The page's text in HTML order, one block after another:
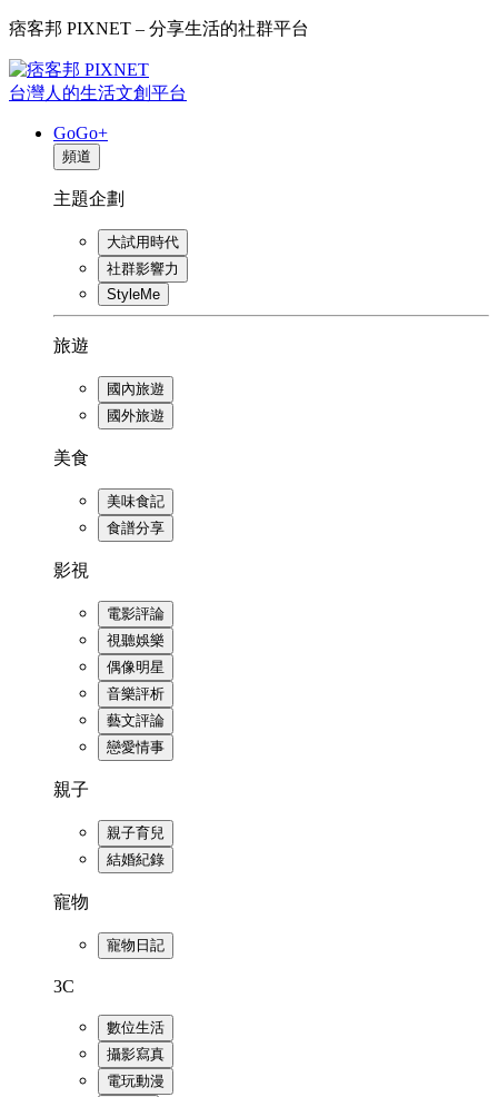
痞客邦 PIXNET – 分享生活的社群平台
台灣人的生活文創平台
GoGo+
頻道
主題企劃
大試用時代
社群影響力
StyleMe
旅遊
國內旅遊
國外旅遊
美食
美味食記
食譜分享
影視
電影評論
視聽娛樂
偶像明星
音樂評析
藝文評論
戀愛情事
親子
親子育兒
結婚紀錄
寵物
寵物日記
3C
數位生活
攝影寫真
電玩動漫